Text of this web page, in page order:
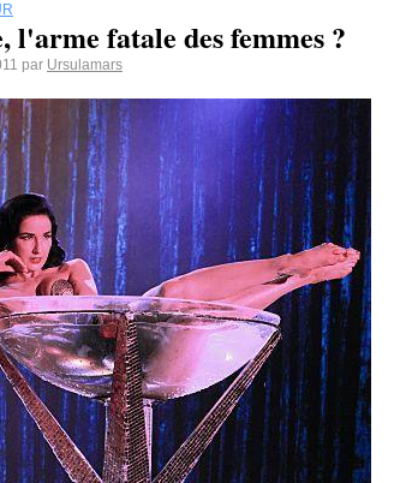
l'arme fatale des femmes ?
par Ursulamars